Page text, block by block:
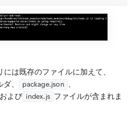
は既存のファイルに加えて、
、 package.json
および index.js ファイルが含まれま